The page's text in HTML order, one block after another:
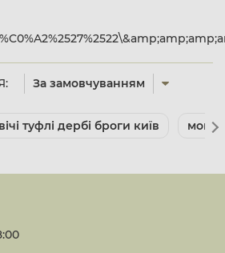
За замовчуванням
туфлі дербі броги київ